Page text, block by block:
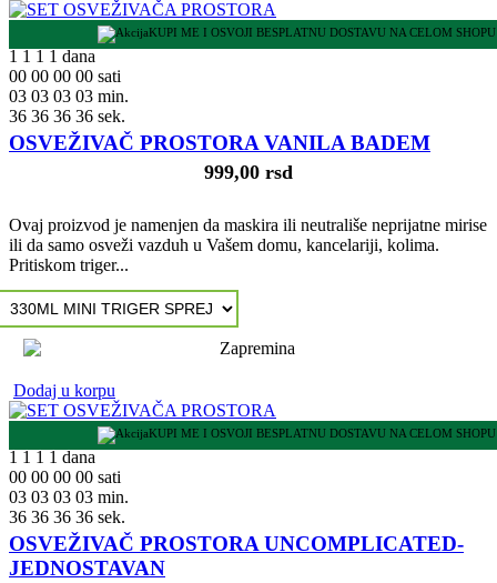
KUPI ME I OSVOJI BESPLATNU DOSTAVU NA CELOM SHOPU
1 1 1 1 dana
00 00 00 00 sati
03 03 03 03 min.
35 35 35 35 sek.
OSVEŽIVAČ PROSTORA VANILA BADEM
999,00 rsd
Ovaj proizvod je namenjen da maskira ili neutrališe neprijatne mirise
ili da samo osveži vazduh u Vašem domu, kancelariji, kolima.
Pritiskom triger...
Dodaj u korpu
KUPI ME I OSVOJI BESPLATNU DOSTAVU NA CELOM SHOPU
1 1 1 1 dana
00 00 00 00 sati
03 03 03 03 min.
35 35 35 35 sek.
OSVEŽIVAČ PROSTORA UNCOMPLICATED-
JEDNOSTAVAN